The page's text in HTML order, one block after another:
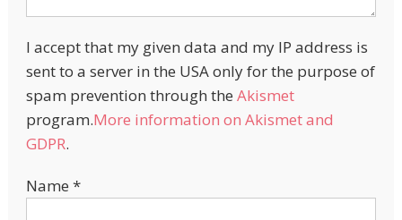
I accept that my given data and my IP address is
sent to a server in the USA only for the purpose of
spam prevention through the Akismet
program.More information on Akismet and
GDPR.
Name *